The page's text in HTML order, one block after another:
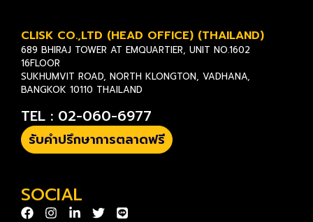
CLISK CO.,LTD (HEAD OFFICE) (THAILAND)
689 BHIRAJ TOWER AT EMQUARTIER, UNIT NO.1602
16FLOOR
SUKHUMVIT ROAD, NORTH KLONGTON, VADHANA,
BANGKOK 10110 THAILAND
TEL : 02-060-6977
รับคำปรึกษาการตลาดฟรี
SOCIAL